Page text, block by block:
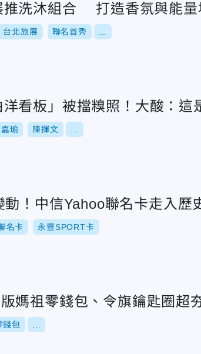
推洗沐組合 打造香氛與能量
台北旅展 聯名首秀
看板」被擋糗照！大酸：這
瑜 陳揮文
！中信Yahoo聯名卡走入歷
名卡 永豐SPORT卡
媽祖零錢包、令旗鑰匙圈超
錢包